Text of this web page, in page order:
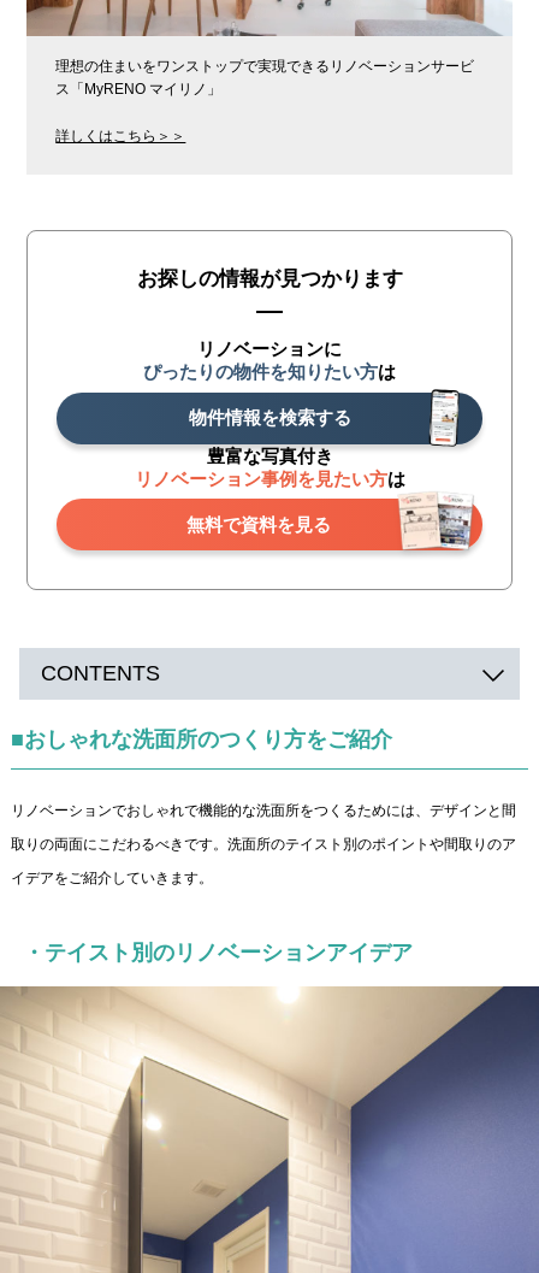
理想の住まいをワンストップで実現できるリノベーションサービ
ス「MyRENO マイリノ」
詳しくはこちら＞＞
お探しの情報が見つかります
リノベーションに
ぴったりの物件を知りたい方は
物件情報を検索する
豊富な写真付き
リノベーション事例を見たい方は
無料で資料を見る
CONTENTS
■おしゃれな洗面所のつくり方をご紹介
リノベーションでおしゃれで機能的な洗面所をつくるためには、デザインと間
取りの両面にこだわるべきです。洗面所のテイスト別のポイントや間取りのア
イデアをご紹介していきます。
・テイスト別のリノベーションアイデア